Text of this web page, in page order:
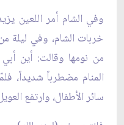
وفي الشام أمر اللعين
خربات الشام، وفي ليلة
من نومها وقالت: أين
المنام مضطرباً شديداً،
سائر الأطفال، وارتفع